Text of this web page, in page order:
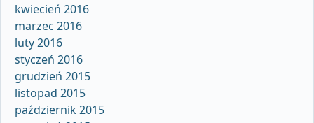
kwiecień 2016
marzec 2016
luty 2016
styczeń 2016
grudzień 2015
listopad 2015
październik 2015